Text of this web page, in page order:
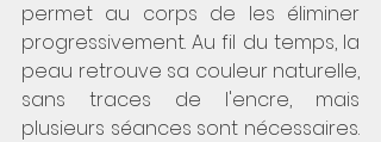
permet au corps de les éliminer
progressivement. Au fil du temps, la
peau retrouve sa couleur naturelle,
sans traces de l'encre, mais
plusieurs séances sont nécessaires.